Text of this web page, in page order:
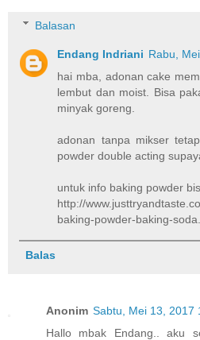
Balasan
Endang Indriani Rabu,
hai mba, adonan cake
lembut dan moist. Bisa
minyak goreng.
adonan tanpa mikser
powder double acting
untuk info baking powder
http://
baking-powder-baking-
Balas
Anonim Sabtu, Mei 13, 2017
Hallo mbak Endang.. aku